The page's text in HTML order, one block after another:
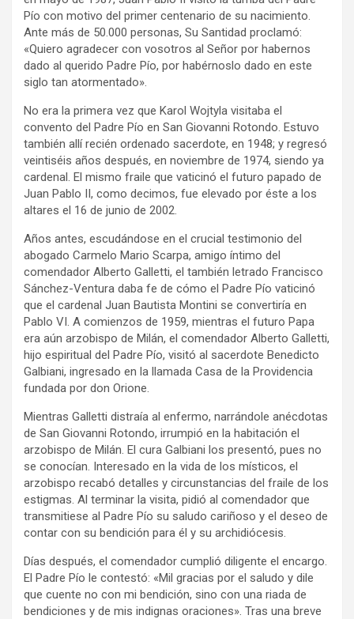
Pío con motivo del primer centenario de su nacimiento.
Ante más de 50.000 personas, Su Santidad proclamó:
«Quiero agradecer con vosotros al Señor por habernos
dado al querido Padre Pío, por habérnoslo dado en este
siglo tan atormentado».
No era la primera vez que Karol Wojtyla visitaba el
convento del Padre Pío en San Giovanni Rotondo. Estuvo
también allí recién ordenado sacerdote, en 1948; y regresó
veintiséis años después, en noviembre de 1974, siendo ya
cardenal. El mismo fraile que vaticinó el futuro papado de
Juan Pablo II, como decimos, fue elevado por éste a los
altares el 16 de junio de 2002.
Años antes, escudándose en el crucial testimonio del
abogado Carmelo Mario Scarpa, amigo íntimo del
comendador Alberto Galletti, el también letrado Francisco
Sánchez-Ventura daba fe de cómo el Padre Pío vaticinó
que el cardenal Juan Bautista Montini se convertiría en
Pablo VI. A comienzos de 1959, mientras el futuro Papa
era aún arzobispo de Milán, el comendador Alberto Galletti,
hijo espiritual del Padre Pío, visitó al sacerdote Benedicto
Galbiani, ingresado en la llamada Casa de la Providencia
fundada por don Orione.
Mientras Galletti distraía al enfermo, narrándole anécdotas
de San Giovanni Rotondo, irrumpió en la habitación el
arzobispo de Milán. El cura Galbiani los presentó, pues no
se conocían. Interesado en la vida de los místicos, el
arzobispo recabó detalles y circunstancias del fraile de los
estigmas. Al terminar la visita, pidió al comendador que
transmitiese al Padre Pío su saludo cariñoso y el deseo de
contar con su bendición para él y su archidiócesis.
Días después, el comendador cumplió diligente el encargo.
El Padre Pío le contestó: «Mil gracias por el saludo y dile
que cuente no con mi bendición, sino con una riada de
bendiciones y de mis indignas oraciones». Tras una breve